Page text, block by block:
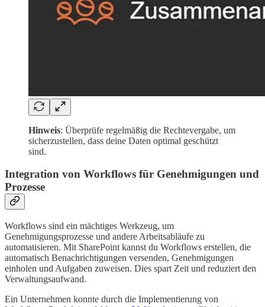
Hinweis: Überprüfe regelmäßig die Rechtevergabe, um
sicherzustellen, dass deine Daten optimal geschützt
sind.
Integration von Workflows für Genehmigungen und
Prozesse
Workflows sind ein mächtiges Werkzeug, um
Genehmigungsprozesse und andere Arbeitsabläufe zu
automatisieren. Mit SharePoint kannst du Workflows erstellen, die
automatisch Benachrichtigungen versenden, Genehmigungen
einholen und Aufgaben zuweisen. Dies spart Zeit und reduziert den
Verwaltungsaufwand.
Ein Unternehmen konnte durch die Implementierung von